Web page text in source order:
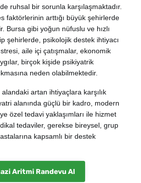
ruhsal bir sorunla karşılaşmaktadır.
faktörlerinin arttığı büyük şehirlerde
Bursa gibi yoğun nüfuslu ve hızlı
şehirlerde, psikolojik destek ihtiyacı
aile içi çatışmalar, ekonomik
birçok kişide psikiyatrik
neden olabilmektedir.
alandaki artan ihtiyaçlara karşılık
alanında güçlü bir kadro, modern
özel tedavi yaklaşımları ile hizmet
tedaviler, gerekse bireysel, grup
kapsamlı bir destek
Aritmi Randevu Al